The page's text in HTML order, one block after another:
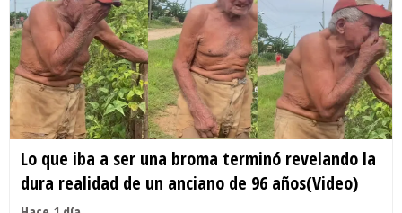
Lo que iba a ser una broma terminó revelando la
dura realidad de un anciano de 96 años(Video)